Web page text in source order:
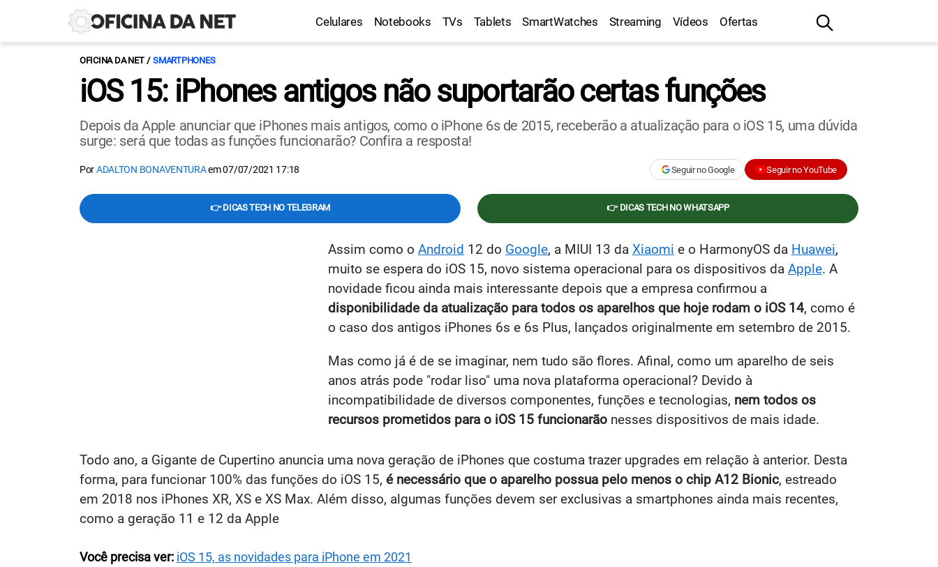
Celulares Notebooks TVs Tablets SmartWatches Streaming Vídeos Ofertas
OFICINA DA NET SMARTPHONES
iOS 15: iPhones antigos não suportarão certas funções
Depois da Apple anunciar que iPhones mais antigos, como o iPhone 6s de 2015, receberão a atualização para o iOS 15, uma dúvida
surge: será que todas as funções funcionarão? Confira a resposta!
PorADALTON BONAVENTURAem07/07/2021 17:18 Seguir no Google Seguir no YouTube
👉 DICAS TECH NO TELEGRAM 👉 DICAS TECH NO WHATSAPP
Assim como o Android 12 do Google, a MIUI 13 da Xiaomi e o HarmonyOS da Huawei,
muito se espera do iOS 15, novo sistema operacional para os dispositivos da Apple. A
novidade ficou ainda mais interessante depois que a empresa confirmou a
disponibilidade da atualização para todos os aparelhos que hoje rodam o iOS 14, como é
o caso dos antigos iPhones 6s e 6s Plus, lançados originalmente em setembro de 2015.
Mas como já é de se imaginar, nem tudo são flores. Afinal, como um aparelho de seis
anos atrás pode "rodar liso" uma nova plataforma operacional? Devido à
incompatibilidade de diversos componentes, funções e tecnologias, nem todos os
recursos prometidos para o iOS 15 funcionarão nesses dispositivos de mais idade.
Todo ano, a Gigante de Cupertino anuncia uma nova geração de iPhones que costuma trazer upgrades em relação à anterior. Desta
forma, para funcionar 100% das funções do iOS 15, é necessário que o aparelho possua pelo menos o chip A12 Bionic, estreado
em 2018 nos iPhones XR, XS e XS Max. Além disso, algumas funções devem ser exclusivas a smartphones ainda mais recentes,
como a geração 11 e 12 da Apple
Você precisa ver: iOS 15, as novidades para iPhone em 2021